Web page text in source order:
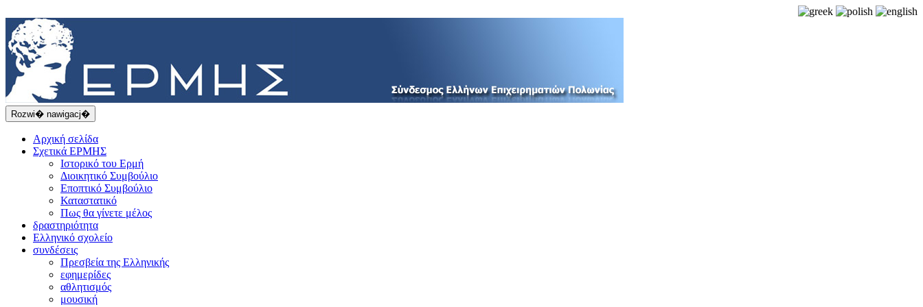
Rozwi� nawigacj�
Αρχική σελίδα
Σχετικά ΕΡΜΗΣ
Ιστορικό του Ερμή
Διοικητικό Συμβούλιο
Εποπτικό Συμβούλιο
Καταστατικό
Πως θα γίνετε μέλος
δραστηριότητα
Ελληνικό σχολείο
συνδέσεις
Πρεσβεία της Ελληνικής
εφημερίδες
αθλητισμός
μουσική